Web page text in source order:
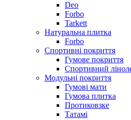
Deo
Forbo
Tarkett
Натуральна плитка
Forbo
Спортивні покриття
Гумове покриття
Спортивний
Модульні покриття
Гумові мати
Гумова плитка
Протиковзке
Татамі